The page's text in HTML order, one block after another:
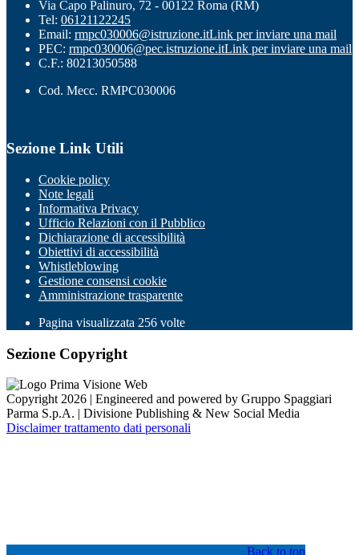
Via Capo Palinuro, 72 - 00122 Roma (RM)
Tel: 06121122245
Email: rmpc030006@istruzione.itLink per inviare una mail
PEC: rmpc030006@pec.istruzione.itLink per inviare una mail
C.F.: 80213050588
Cod. Mecc. RMPC030006
Sezione Link Utili
Cookie policy
Note legali
Informativa Privacy
Ufficio Relazioni con il Pubblico
Dichiarazione di accessibilità
Obiettivi di accessibilità
Whistleblowing
Gestione consensi cookie
Amministrazione trasparente
Pagina visualizzata 256 volte
Sezione Copyright
Copyright 2026 | Engineered and powered by Gruppo Spaggiari
Parma S.p.A. | Divisione Publishing & New Social Media
Disclaimer trattamento dati personali
Back to top